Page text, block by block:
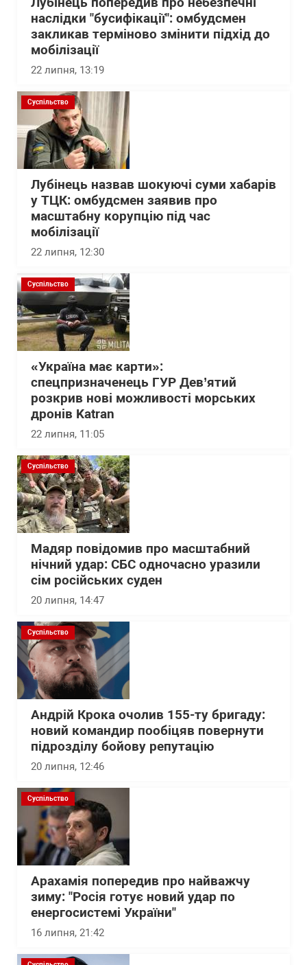
наслідки "бусифікації": омбудсмен
закликав терміново змінити підхід до
мобілізації
22 липня, 13:19
Суспільство
Лубінець назвав шокуючі суми хабарів
у ТЦК: омбудсмен заявив про
масштабну корупцію під час
мобілізації
22 липня, 12:30
Суспільство
«Україна має карти»:
спецпризначенець ГУР Дев’ятий
розкрив нові можливості морських
дронів Katran
22 липня, 11:05
Суспільство
Мадяр повідомив про масштабний
нічний удар: СБС одночасно уразили
сім російських суден
20 липня, 14:47
Суспільство
Андрій Крока очолив 155-ту бригаду:
новий командир пообіцяв повернути
підрозділу бойову репутацію
20 липня, 12:46
Суспільство
Арахамія попередив про найважчу
зиму: "Росія готує новий удар по
енергосистемі України"
16 липня, 21:42